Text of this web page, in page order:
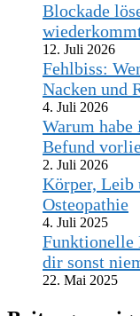
Blockade
12. Juli 2026
Fehlbiss:
Nacken und
4. Juli 2026
Warum
Befund
2. Juli 2026
Körper, Leib
Osteopathie
4. Juli 2025
Funktionelle
dir sonst
22. Mai 2025